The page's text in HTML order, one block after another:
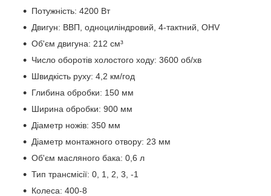
Потужність: 4200 Вт
Двигун: ВВП, одноциліндровий, 4-тактний, OHV
Об'єм двигуна: 212 см³
Число оборотів холостого ходу: 3600 об/хв
Швидкість руху: 4,2 км/год
Глибина обробки: 150 мм
Ширина обробки: 900 мм
Діаметр ножів: 350 мм
Діаметр монтажного отвору: 23 мм
Об'єм масляного бака: 0,6 л
Тип трансмісії: 0, 1, 2, 3, -1
Колеса: 400-8